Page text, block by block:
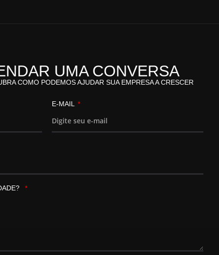
UMA CONVERSA
COMO PODEMOS AJUDAR SUA EMPRESA A CRESCER
E-MAIL